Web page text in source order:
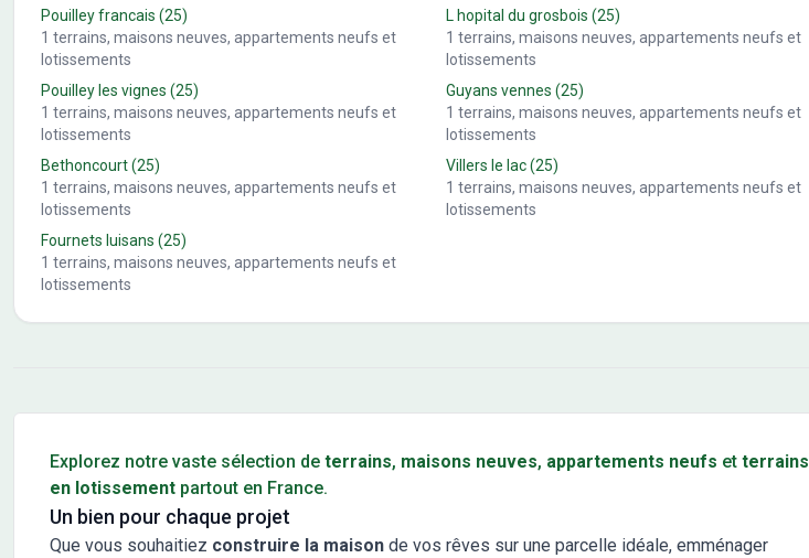
Pouilley francais (25)
1 terrains, maisons neuves, appartements neufs et
lotissements
L hopital du grosbois (25)
1 terrains, maisons neuves, appartements neufs et
lotissements
Pouilley les vignes (25)
1 terrains, maisons neuves, appartements neufs et
lotissements
Guyans vennes (25)
1 terrains, maisons neuves, appartements neufs et
lotissements
Bethoncourt(25)
1 terrains, maisons neuves, appartements neufs et
lotissements
Villers le lac(25)
1 terrains, maisons neuves, appartements neufs et
lotissements
Fournets luisans (25)
1 terrains, maisons neuves, appartements neufs et
lotissements
Explorez notre vaste sélection de terrains, maisons neuves, appartements neufs et terrains
en lotissement partout en France.
Un bien pour chaque projet
Que vous souhaitiez construire la maison de vos rêves sur une parcelle idéale, emménager